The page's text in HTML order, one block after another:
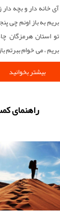
آی خانه دار و بچه دار
بریم به باز اونم چی
تو استان هرمزگان
بریم ، می خوام
زن هستند و از هر
بریم برات روبنده
تو نیایند .
بیشتر بخوانید
راهنمای